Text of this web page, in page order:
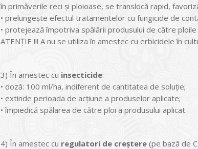
în primăverile reci şi ploioase, se translocă rapid,
• prelungeşte efectul tratamentelor cu fungicide de
• protejează împotriva spălării produsului de către
ATENŢIE !!! A nu se utiliza în amestec cu erbicidele în
3) În amestec cu insecticide:
• doză: 100 ml/ha, indiferent de cantitatea de soluţie;
• extinde perioada de acţiune a produselor aplicate;
• împiedică spălarea de către ploi a produsului aplicat.
4) În amestec cu regulatori de creştere (pe bază de